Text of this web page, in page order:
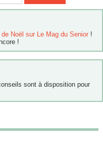
Noël sur Le Mag du Senior !
!
sont à disposition pour